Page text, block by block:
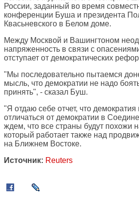
России, заданный во время
конференции Буша и президента
Квасьневского в Белом доме.
Между Москвой и Вашингтоном
напряженность в связи с
отступает от демократических
"Мы последовательно пытаемся
мысль, что демократии не надо
принять", - сказал Буш.
"Я отдаю себе отчет, что демократия
отличаться от демократии в
ждем, что все страны будут похожи
который работает также над
на Ближнем Востоке.
Источник: Reuters